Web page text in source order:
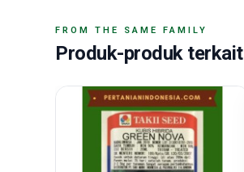
FROM THE SAME FAMILY
Produk-produk terkait